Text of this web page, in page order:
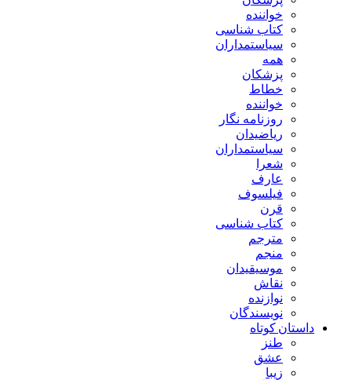
خواننده
کتاب شناسی
سیاستمداران
همه
پزشکان
خطاط
خواننده
روزنامه نگار
ریاضیدان
سیاستمداران
شعرا
عارف
فیلسوف
قرن
کتاب شناسی
مترجم
منجم
موسیقیدان
نقاش
نوازنده
نویسندگان
داستان کوتاه
طنز
عشق
زیبا